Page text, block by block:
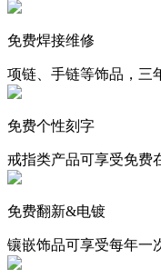
免费焊接维修
项链、手链等饰品，三
免费个性刻字
戒指类产品可享受免费
免费翻新&电镀
镶嵌饰品可享受每年一